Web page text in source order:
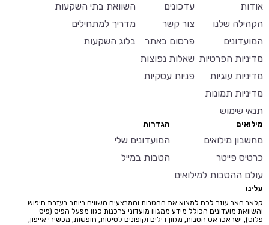
אודות
הקהילה שלנו
המועדונים
מדיניות הפרטיות
מדיניות עוגיות
מדיניות תמונות
תנאי שימוש
עדכונים
צור קשר
פרסום באתר
שאלות נפוצות
פניות עסקיות
השוואת בתי השקעות
מדריך למתחילים
בלוג השקעות
מילואים
מחשבון מילואים
כרטיס פייטר
עולם ההטבות למילואים
הגדרות
המועדונים שלי
הטבות במייל
עלינו
קלאב האב עוזר לכם למצוא את ההטבות והמבצעים השווים ביותר בעזרת חיפוש
והשוואת מועדונים הכולל מידע ממגוון מועדוני צרכנות כגון מפעל הפיס (פיס
פלוס), ישראכראט הטבות, מגוון דילים וקופונים לטיסות, חופשות, מכשירי אייפון,